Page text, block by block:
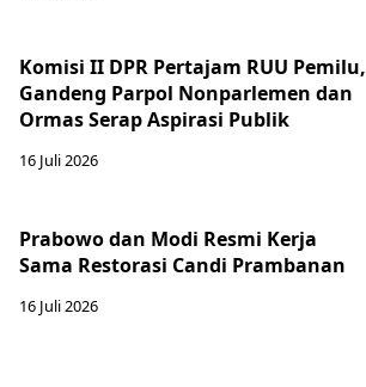
Komisi II DPR Pertajam RUU Pemilu,
Gandeng Parpol Nonparlemen dan
Ormas Serap Aspirasi Publik
16 Juli 2026
Prabowo dan Modi Resmi Kerja
Sama Restorasi Candi Prambanan
16 Juli 2026